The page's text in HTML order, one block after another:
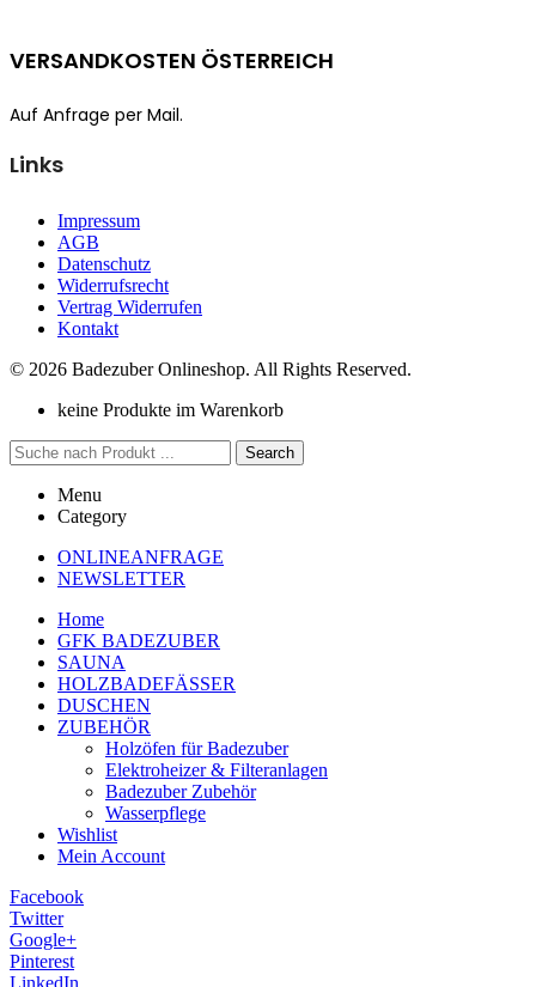
VERSANDKOSTEN ÖSTERREICH
Auf Anfrage per Mail.
Links
Impressum
AGB
Datenschutz
Widerrufsrecht
Vertrag Widerrufen
Kontakt
© 2026 Badezuber Onlineshop. All Rights Reserved.
keine Produkte im Warenkorb
Search
Menu
Category
ONLINEANFRAGE
NEWSLETTER
Home
GFK BADEZUBER
SAUNA
HOLZBADEFÄSSER
DUSCHEN
ZUBEHÖR
Holzöfen für Badezuber
Elektroheizer & Filteranlagen
Badezuber Zubehör
Wasserpflege
Wishlist
Mein Account
Facebook
Twitter
Google+
Pinterest